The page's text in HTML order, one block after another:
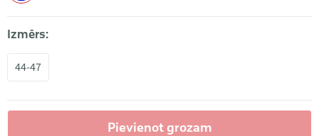
Izmērs:
44-47
Pievienot grozam